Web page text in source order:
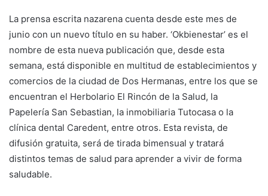
La prensa escrita nazarena cuenta desde este mes de
junio con un nuevo título en su haber. ‘Okbienestar’ es el
nombre de esta nueva publicación que, desde esta
semana, está disponible en multitud de establecimientos y
comercios de la ciudad de Dos Hermanas, entre los que se
encuentran el Herbolario El Rincón de la Salud, la
Papelería San Sebastian, la inmobiliaria Tutocasa o la
clínica dental Caredent, entre otros. Esta revista, de
difusión gratuita, será de tirada bimensual y tratará
distintos temas de salud para aprender a vivir de forma
saludable.